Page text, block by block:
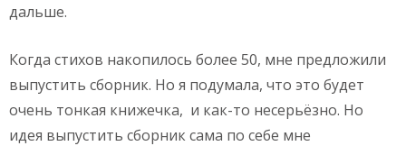
дальше.
Когда стихов накопилось более 50, мне предложили
выпустить сборник. Но я подумала, что это будет
очень тонкая книжечка, и как-то несерьёзно. Но
идея выпустить сборник сама по себе мне